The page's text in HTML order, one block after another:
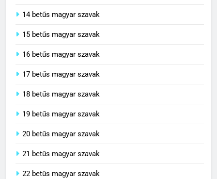
14 betűs magyar szavak
15 betűs magyar szavak
16 betűs magyar szavak
17 betűs magyar szavak
18 betűs magyar szavak
19 betűs magyar szavak
20 betűs magyar szavak
21 betűs magyar szavak
22 betűs magyar szavak